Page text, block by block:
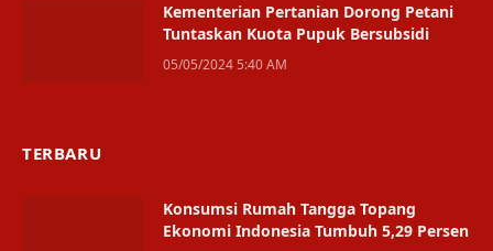
Kementerian Pertanian Dorong Petani
Tuntaskan Kuota Pupuk Bersubsidi
05/05/2024 5:40 AM
TERBARU
Konsumsi Rumah Tangga Topang
Ekonomi Indonesia Tumbuh 5,29 Persen